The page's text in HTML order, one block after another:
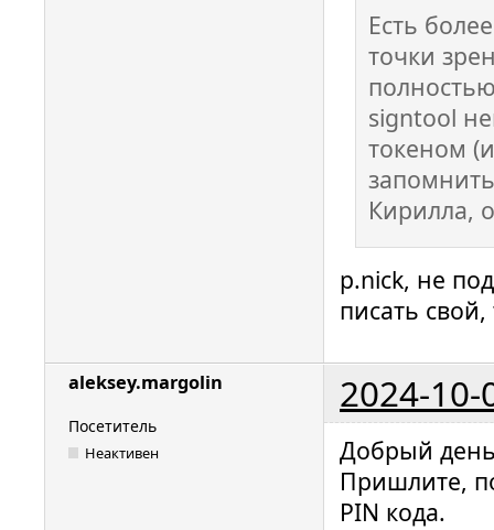
Есть
точки
signtool
токеном
Кирилла,
p.nick, не
писать свой,
aleksey.margolin 2024-10-
Посетитель
Неактивен
Добрый
Пришлите,
PIN кода.